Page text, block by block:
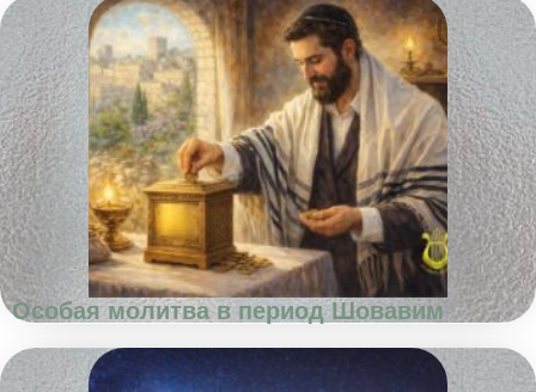
Особая молитва в период Шовавим